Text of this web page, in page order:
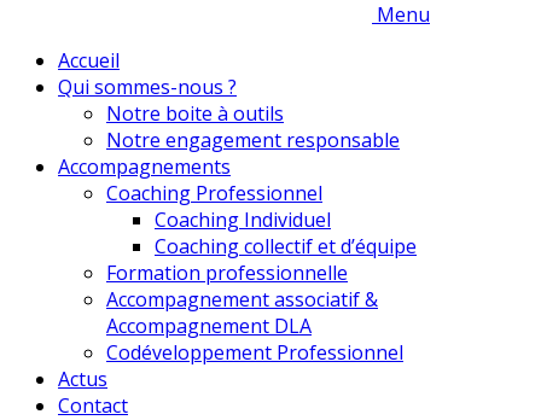
Menu
Accueil
Qui sommes-nous ?
Notre boite à outils
Notre engagement responsable
Accompagnements
Coaching Professionnel
Coaching Individuel
Coaching collectif et d’équipe
Formation professionnelle
Accompagnement associatif &
Accompagnement DLA
Codéveloppement Professionnel
Actus
Contact